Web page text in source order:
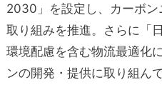
2030」を設定し、カーボ
取り組みを推進。さらに「
環境配慮を含む物流最適化
ンの開発・提供に取り組んで